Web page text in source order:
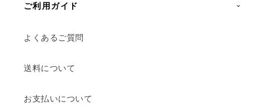
ご利用ガイド
よくあるご質問
送料について
お支払いについて